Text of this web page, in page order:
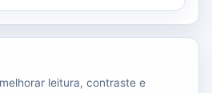
leitura, contraste e